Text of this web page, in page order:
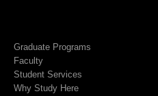
Graduate Programs
Faculty
Student Services
Why Study Here